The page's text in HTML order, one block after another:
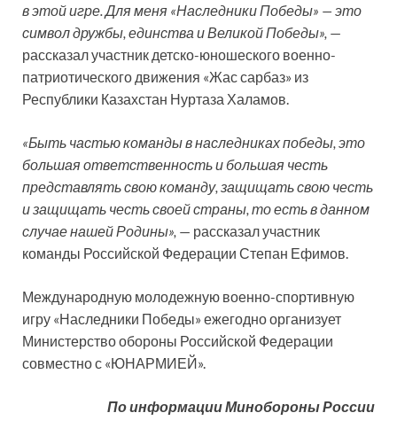
в этой игре. Для меня «Наследники Победы» — это
символ дружбы, единства и Великой Победы», —
рассказал участник детско-юношеского военно-
патриотического движения «Жас сарбаз» из
Республики Казахстан Нуртаза Халамов.
«Быть частью команды в наследниках победы, это
большая ответственность и большая честь
представлять свою команду, защищать свою честь
и защищать честь своей страны, то есть в данном
случае нашей Родины», — рассказал участник
команды Российской Федерации Степан Ефимов.
Международную молодежную военно-спортивную
игру «Наследники Победы» ежегодно организует
Министерство обороны Российской Федерации
совместно с «ЮНАРМИЕЙ».
По информации Минобороны России